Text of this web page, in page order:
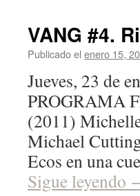
VANG #4.
Publicado el enero 15,
Jueves, 23 de
PROGRAMA
(2011)
Michael
Ecos en una
Sigue leyendo